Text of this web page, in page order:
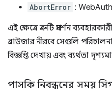
AbortError :
এই ক্ষেত্রে ত্রুটি প্রদর্শন
ব্রাউজার নীরবে সেগুলি
বিজ্ঞপ্তি দেখায় এবং ব্যর্থতা
পাসকি নিবন্ধনের সময়